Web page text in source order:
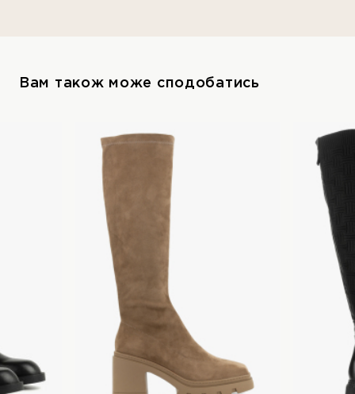
Вам також може сподобатись